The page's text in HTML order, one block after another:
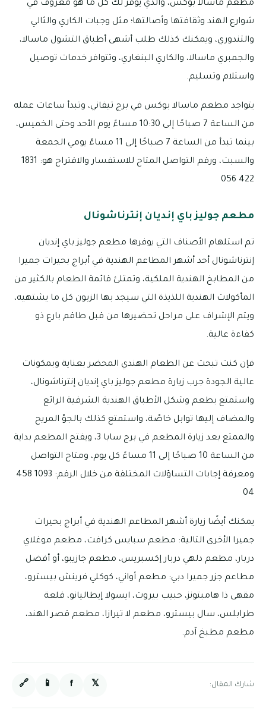
مطعم ماسالا بوكس، والذي يوفّر لك كل ما هو معروف في
شوارع الهند وثقافتها وأصالتها؛ مثل وجبات الكاري والثالي
والتندوري، ويمكنك كذلك طلب أشهى أطباق التشول ماسالا،
والجمبري ماسالا، والكاري البنغاري، وتتوافر خدمات توصيل
واستلام وتسليم.
يتواجد مطعم ماسالا بوكس في برج تيفاني، وتبدأ ساعات عمله
من الساعة 7 صباحًا إلى 10:30 مساءً يوم الأحد وحتى الخميس،
بينما تبدأ من الساعة 7 صباحًا إلى 11 مساءً يومي الجمعة
والسبت، ورقم التواصل المتاح للاستفسار والاقتراح هو: 1831
422 056
مطعم جوليز باي إنديان إنترناشونال
تم استلهام الأصناف التي يوفرها مطعم جوليز باي إنديان
إنترناشونال أحد أشهر المطاعم الهندية في أبراج بحيرات جميرا
من المطابخ الهندية الملكية، وتمتلئ قائمة الطعام بالكثير من
المأكولات الهندية اللذيذة التي سيجد بها الزبون كل ما يشتهيه،
ويتم الإشراف على مراحل تحضيرها من قبل طاقم بارع ذو
كفاءة عالية.
فإن كنت تبحث عن الطعام الهندي المحضر بعناية وبمكونات
عالية الجودة جرب زيارة مطعم جوليز باي إنديان إنترناشونال،
واستمتع بطعم وشكل الأطباق الهندية الشرقية الرائع
والمضاف إليها توابل خاصّة، واستمتع كذلك بالجوّ المريح
والممتع بعد زيارة المطعم في برج سابا 3، ويفتح المطعم بداية
من الساعة 10 صباحًا إلى 11 مساءً كل يوم، ومتاح التواصل
ومعرفة إجابات التساؤلات المختلفة من خلال الرقم: 1093 458
04
يمكنك أيضًا زيارة أشهر المطاعم الهندية في أبراج بحيرات
جميرا الأخرى التالية: مطعم سبايس كرافت، مطعم موغلاي
دربار، مطعم دلهي دربار إكسبريس، مطعم جازيبو، أو أفضل
مطاعم جزر جميرا دبي: مطعم أواني، كوكلي فرينش بيسترو،
مقهى ذا هامبتونز، حبيب بيروت، ايسولا إيطاليانو، قلعة
طرابلس، سال بيسترو، مطعم لا تيرازا، مطعم قصر الهند،
مطعم مطبخ آدم.
شارك المقال: 𝕏
f
📱
🔗